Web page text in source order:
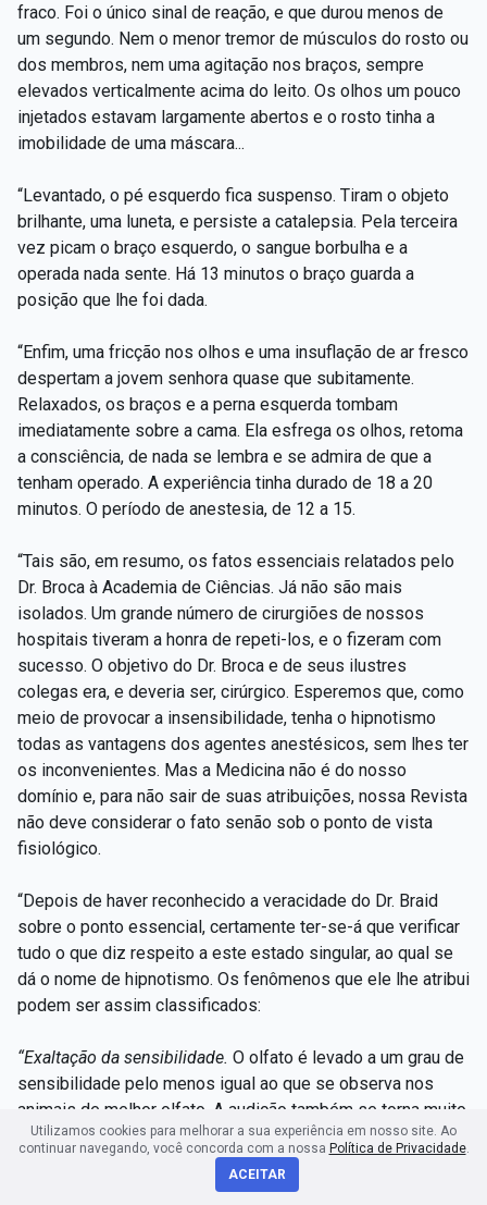
fraco. Foi o único sinal de reação, e que durou menos de
um segundo. Nem o menor tremor de músculos do rosto ou
dos membros, nem uma agitação nos braços, sempre
elevados verticalmente acima do leito. Os olhos um pouco
injetados estavam largamente abertos e o rosto tinha a
imobilidade de uma máscara...
“Levantado, o pé esquerdo fica suspenso. Tiram o objeto
brilhante, uma luneta, e persiste a catalepsia. Pela terceira
vez picam o braço esquerdo, o sangue borbulha e a
operada nada sente. Há 13 minutos o braço guarda a
posição que lhe foi dada.
“Enfim, uma fricção nos olhos e uma insuflação de ar fresco
despertam a jovem senhora quase que subitamente.
Relaxados, os braços e a perna esquerda tombam
imediatamente sobre a cama. Ela esfrega os olhos, retoma
a consciência, de nada se lembra e se admira de que a
tenham operado. A experiência tinha durado de 18 a 20
minutos. O período de anestesia, de 12 a 15.
“Tais são, em resumo, os fatos essenciais relatados pelo
Dr. Broca à Academia de Ciências. Já não são mais
isolados. Um grande número de cirurgiões de nossos
hospitais tiveram a honra de repeti-los, e o fizeram com
sucesso. O objetivo do Dr. Broca e de seus ilustres
colegas era, e deveria ser, cirúrgico. Esperemos que, como
meio de provocar a insensibilidade, tenha o hipnotismo
todas as vantagens dos agentes anestésicos, sem lhes ter
os inconvenientes. Mas a Medicina não é do nosso
domínio e, para não sair de suas atribuições, nossa Revista
não deve considerar o fato senão sob o ponto de vista
fisiológico.
“Depois de haver reconhecido a veracidade do Dr. Braid
sobre o ponto essencial, certamente ter-se-á que verificar
tudo o que diz respeito a este estado singular, ao qual se
dá o nome de hipnotismo. Os fenômenos que ele lhe atribui
podem ser assim classificados:
“Exaltação da sensibilidade. O olfato é levado a um grau de
sensibilidade pelo menos igual ao que se observa nos
animais de melhor olfato. A audição também se torna muito
penetrante. O tacto adquire, sobretudo em relação à
temperatura, uma incrível delicadeza.
Utilizamos cookies para melhorar a sua experiência em nosso site. Ao
continuar navegando, você concorda com a nossa Política de Privacidade.
ACEITAR